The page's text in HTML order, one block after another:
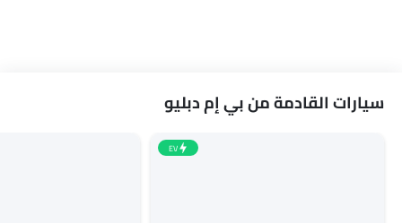
سيارات القادمة من بي إم دبليو
EV